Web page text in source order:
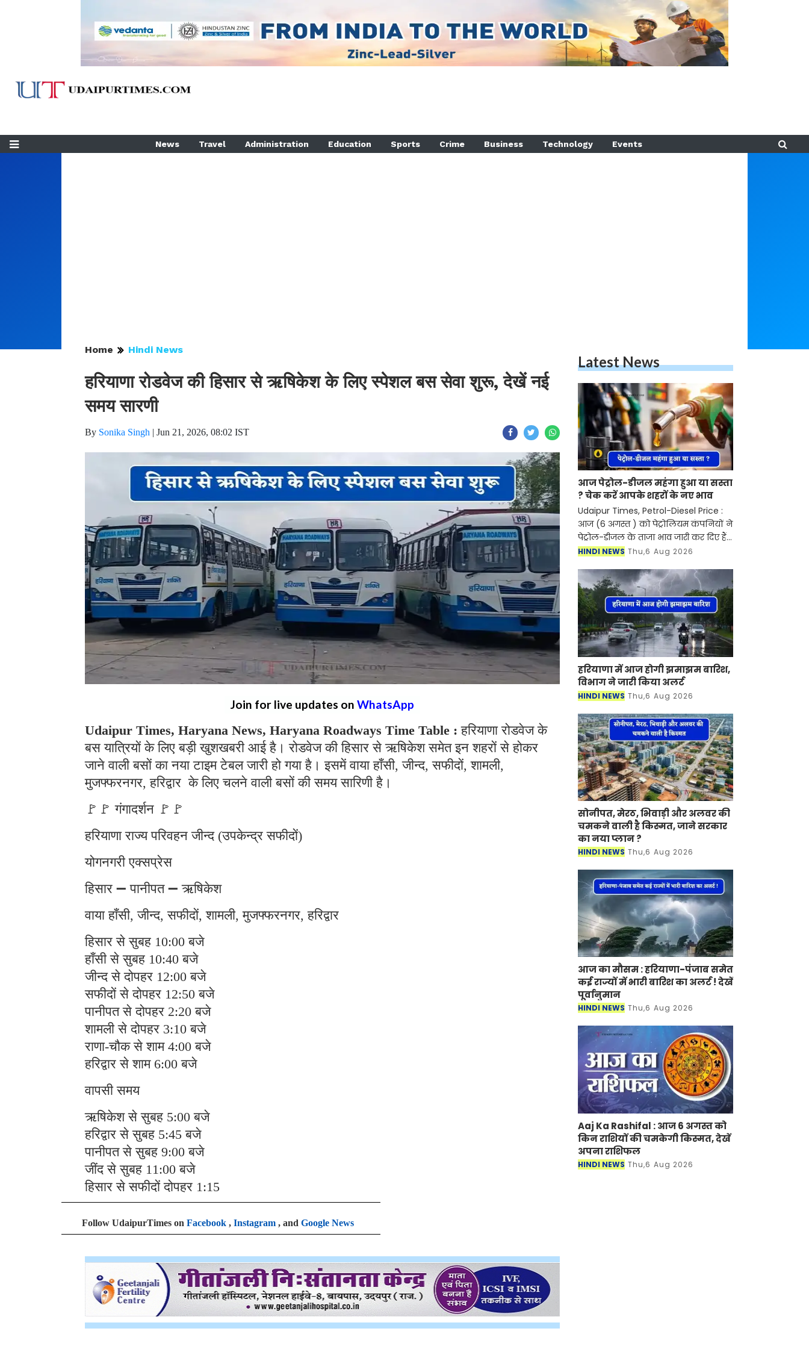
News Travel Administration Education Sports Crime Business Technology Events
Home Hindi News
हरियाणा रोडवेज की हिसार से ऋषिकेश के लिए स्पेशल बस सेवा शुरू, देखें नई
समय सारणी
By Sonika Singh | Jun 21, 2026, 08:02 IST
Join for live updates on WhatsApp
Udaipur Times, Haryana News, Haryana Roadways Time Table : हरियाणा रोडवेज के
बस यात्रियों के लिए बड़ी खुशखबरी आई है। रोडवेज की हिसार से ऋषिकेश समेत इन शहरों से होकर
जाने वाली बसों का नया टाइम टेबल जारी हो गया है। इसमें वाया हाँसी, जीन्द, सफीदों, शामली,
मुजफ्फरनगर, हरिद्वार के लिए चलने वाली बसों की समय सारिणी है।
🚩🚩 गंगादर्शन 🚩🚩
हरियाणा राज्य परिवहन जीन्द (उपकेन्द्र सफीदों)
योगनगरी एक्सप्रेस
हिसार ➖ पानीपत ➖ ऋषिकेश
वाया हाँसी, जीन्द, सफीदों, शामली, मुजफ्फरनगर, हरिद्वार
हिसार से सुबह 10:00 बजे
हाँसी से सुबह 10:40 बजे
जीन्द से दोपहर 12:00 बजे
सफीदों से दोपहर 12:50 बजे
पानीपत से दोपहर 2:20 बजे
शामली से दोपहर 3:10 बजे
राणा-चौक से शाम 4:00 बजे
हरिद्वार से शाम 6:00 बजे
वापसी समय
ऋषिकेश से सुबह 5:00 बजे
हरिद्वार से सुबह 5:45 बजे
पानीपत से सुबह 9:00 बजे
जींद से सुबह 11:00 बजे
हिसार से सफीदों दोपहर 1:15
Follow UdaipurTimes on Facebook , Instagram , and Google News
Latest News
आज पेट्रोल-डीजल महंगा हुआ या सस्ता
? चेक करें आपके शहरों के नए भाव
Udaipur Times, Petrol-Diesel Price :
आज (6 अगस्त ) को पेट्रोलियम कंपनियों ने
पेट्रोल-डीजल के ताजा भाव जारी कर दिए हैं।
देश में पेट्रोल-डीजल की कीमतें आसमान पर
HINDI NEWS Thu,6 Aug 2026
हरियाणा में आज होगी झमाझम बारिश,
विभाग ने जारी किया अलर्ट
HINDI NEWS Thu,6 Aug 2026
सोनीपत, मेरठ, भिवाड़ी और अलवर की
चमकने वाली है किस्मत, जाने सरकार
का नया प्लान ?
HINDI NEWS Thu,6 Aug 2026
आज का मौसम : हरियाणा-पंजाब समेत
कई राज्यों में भारी बारिश का अलर्ट ! देखें
पूर्वानुमान
HINDI NEWS Thu,6 Aug 2026
Aaj Ka Rashifal : आज 6 अगस्त को
किन राशियों की चमकेगी किस्मत, देखें
अपना राशिफल
HINDI NEWS Thu,6 Aug 2026